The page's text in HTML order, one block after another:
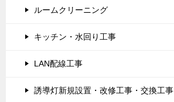
ルームクリーニング
キッチン・水回り工事
LAN配線工事
誘導灯新規設置・改修工事・交換工事